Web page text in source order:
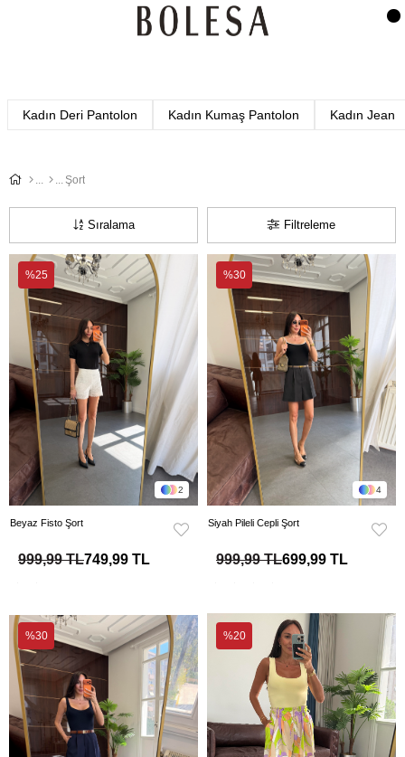
Kadın Deri Pantolon Kadın Kumaş Pantolon Kadın Jean
Şort
Filtreleme
Sıralama
2
Beyaz Fisto Şort
749,99 TL
999,99 TL
%25
4
Siyah Pileli Cepli Şort
699,99 TL
999,99 TL
%30
%30 %20